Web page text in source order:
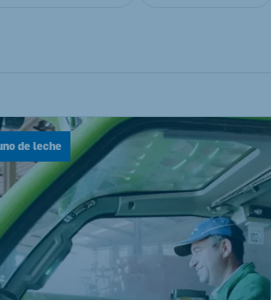
de leche
(Koudijs)